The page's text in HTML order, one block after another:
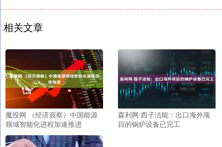
相关文章
魔投网 （经济观察）中国能源
领域智能化进程加速推进
森利网 西子洁能：出口海外项
目的锅炉设备已完工